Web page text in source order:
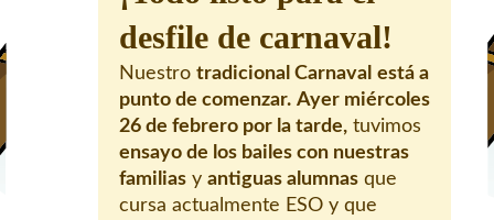
desfile de carnaval!
Nuestro tradicional Carnaval está a
punto de comenzar. Ayer miércoles
26 de febrero por la tarde, tuvimos
ensayo de los bailes con nuestras
familias y antiguas alumnas que
cursa actualmente ESO y que